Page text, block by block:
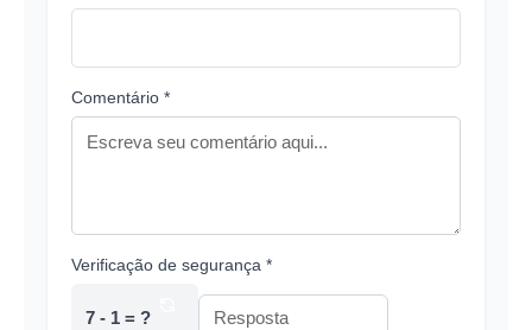
Comentário *
Verificação de segurança *
7 - 1 = ?